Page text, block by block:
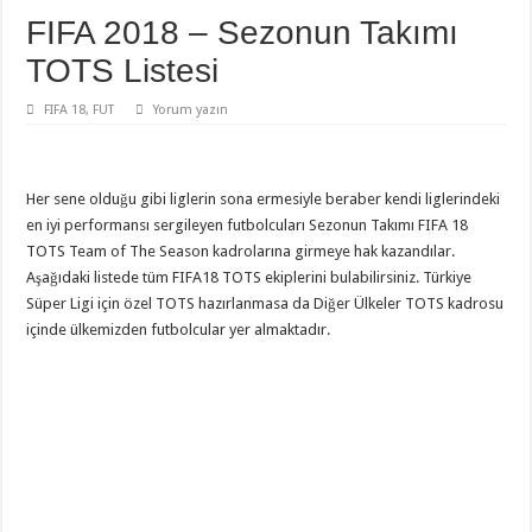
FIFA 2018 – Sezonun Takımı
TOTS Listesi
FIFA 18, FUT Yorum yazın
Her sene olduğu gibi liglerin sona ermesiyle beraber kendi liglerindeki
en iyi performansı sergileyen futbolcuları Sezonun Takımı FIFA 18
TOTS Team of The Season kadrolarına girmeye hak kazandılar.
Aşağıdaki listede tüm FIFA18 TOTS ekiplerini bulabilirsiniz. Türkiye
Süper Ligi için özel TOTS hazırlanmasa da Diğer Ülkeler TOTS kadrosu
içinde ülkemizden futbolcular yer almaktadır.